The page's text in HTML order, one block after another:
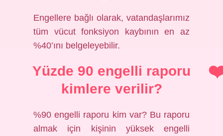
Engellere bağlı olarak, vatandaşlarımız
tüm vücut fonksiyon kaybının en az
%40’ını belgeleyebilir.
Yüzde 90 engelli raporu
kimlere verilir?
%90 engelli raporu kim var? Bu raporu
almak için kişinin yüksek engelli